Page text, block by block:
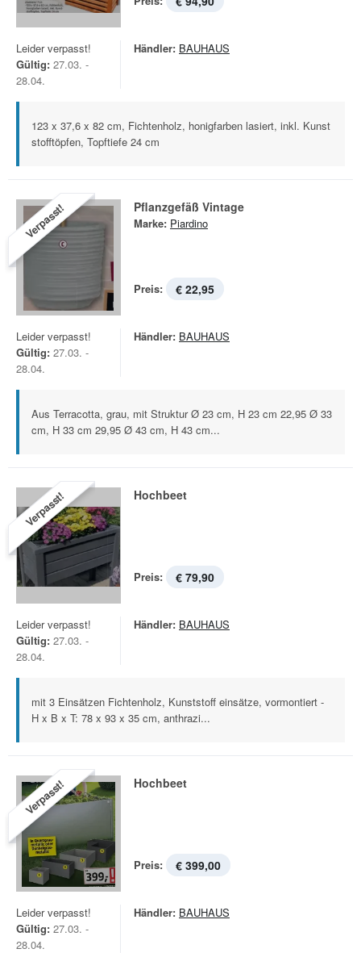
Leider verpasst!
Gültig: 27.03. -
28.04.
Händler: BAUHAUS
123 x 37,6 x 82 cm, Fichtenholz, honigfarben lasiert, inkl. Kunst
stofftöpfen, Topftiefe 24 cm
Verpasst! Pflanzgefäß Vintage
Marke: Piardino
Preis: € 22,95
Leider verpasst!
Gültig: 27.03. -
28.04.
Händler: BAUHAUS
Aus Terracotta, grau, mit Struktur Ø 23 cm, H 23 cm 22,95 Ø 33
cm, H 33 cm 29,95 Ø 43 cm, H 43 cm...
Verpasst! Hochbeet
Preis: € 79,90
Leider verpasst!
Gültig: 27.03. -
28.04.
Händler: BAUHAUS
mit 3 Einsätzen Fichtenholz, Kunststoff einsätze, vormontiert -
H x B x T: 78 x 93 x 35 cm, anthrazi...
Verpasst! Hochbeet
Preis: € 399,00
Leider verpasst!
Gültig: 27.03. -
28.04.
Händler: BAUHAUS